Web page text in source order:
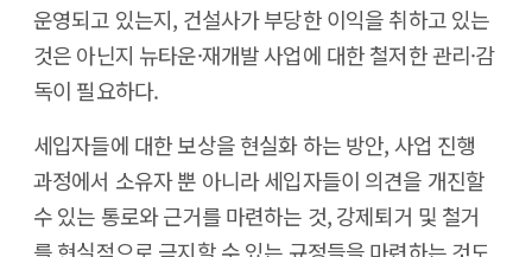
운영되고 있는지, 건설사가 부당한 이익을 취하고 있는
것은 아닌지 뉴타운·재개발 사업에 대한 철저한 관리·감
독이 필요하다.
세입자들에 대한 보상을 현실화 하는 방안, 사업 진행
과정에서 소유자 뿐 아니라 세입자들이 의견을 개진할
수 있는 통로와 근거를 마련하는 것, 강제퇴거 및 철거